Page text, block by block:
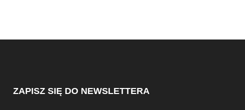
ZAPISZ SIĘ DO NEWSLETTERA